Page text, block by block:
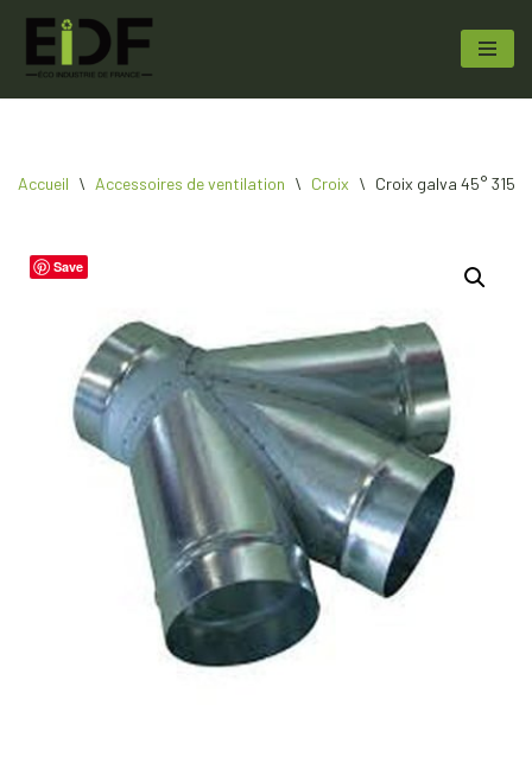
Aller
Accueil \ Accessoires de ventilation \ Croix \ Croix galva 45° 315
Save